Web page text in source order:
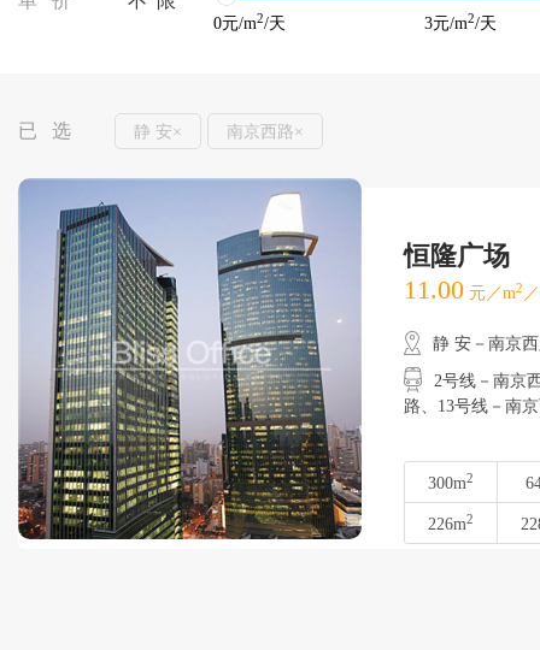
0元/m2/天 3元/m2/天
已 选 静 安× 南京西路×
恒隆广场
11.00 元／m2
静 安－南京
2号线－南京西
路、13号线－南
300m2
226m2